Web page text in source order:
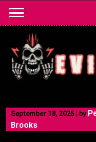
content
September 18, 2025 by
Brooks